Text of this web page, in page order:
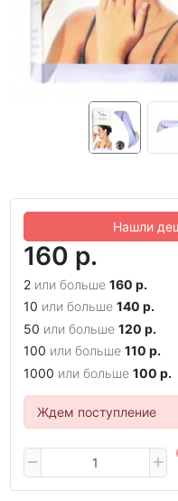
Нашли
160 р.
2 или больше 160 р.
10 или больше 140 р.
50 или больше 120 р.
100 или больше 110 р.
1000 или больше 100 р.
Ждем поступление